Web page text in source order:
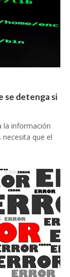
se detenga si
la información
que el